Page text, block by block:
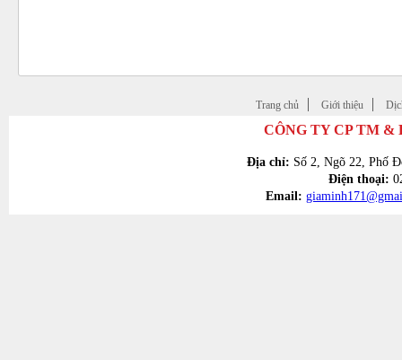
Trang chủ Giới thiệu
CÔNG TY CP TM &
Địa chỉ: Số 2, Ngõ 22, Phố
Điện thoại:
Email: